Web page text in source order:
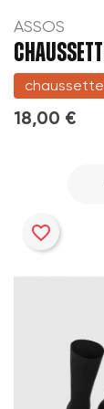
ASSOS
18,00 €
favorite_border